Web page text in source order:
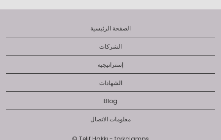
الصفحة الرئيسية
الشركات
إستراتيجية
الشهادات
Blog
معلومات الاتصال